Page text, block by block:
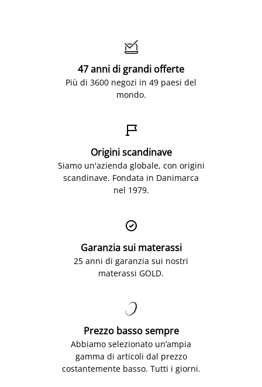

47 anni di grandi offerte
Più di 3600 negozi in 49 paesi del
mondo.

Origini scandinave
Siamo un'azienda globale, con origini
scandinave. Fondata in Danimarca
nel 1979.

Garanzia sui materassi
25 anni di garanzia sui nostri
materassi GOLD.

Prezzo basso sempre
Abbiamo selezionato un’ampia
gamma di articoli dal prezzo
costantemente basso. Tutti i giorni.